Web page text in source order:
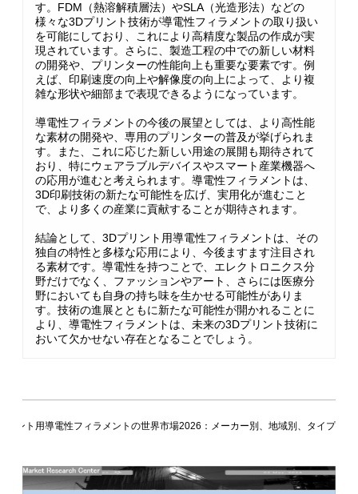
す。FDM（熱溶解積層法）やSLA（光造形法）などの
様々な3Dプリント技術が導電性フィラメントの取り扱い
を可能にしており、これにより高精度な製品の作成が実
現されています。さらに、製造工程の中での新しい材料
の開発や、プリンターの性能向上も重要な要素です。例
えば、印刷速度の向上や解像度の向上によって、より複
雑な形状や細部まで表現できるようになっています。
導電性フィラメントの今後の展望としては、より高性能
な素材の開発や、専用のプリンターの普及が挙げられま
す。また、これに応じた新しい用途の展開も期待されて
おり、特にウェアラブルデバイスやスマート産業機器へ
の応用が進むと考えられます。導電性フィラメントは、
3D印刷技術の新たな可能性を広げ、実用化が進むこと
で、より多くの産業に貢献することが期待されます。
結論として、3Dプリント用導電性フィラメントは、その
独自の特性と多様な応用により、今後ますます注目され
る素材です。導電性を持つことで、エレクトロニクス分
野だけでなく、ファッションやアート、さらには医療分
野においても自身の持ち味を生かせる可能性がありま
す。技術の進展とともに新たな可能性が開かれることに
より、導電性フィラメントは、未来の3Dプリント技術に
おいて欠かせない存在となることでしょう。
リント用導電性フィラメントの世界市場2026：メーカー別、地域別、タイプ・用